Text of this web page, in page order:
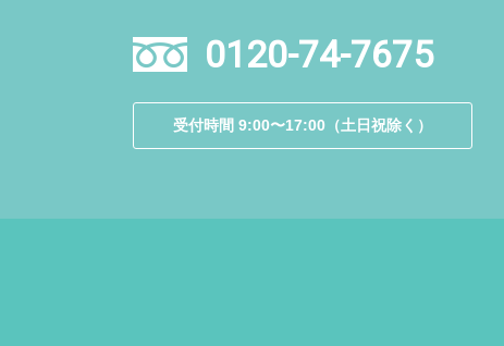
0120-74-7675
受付時間 9:00〜17:00（土日祝除く）